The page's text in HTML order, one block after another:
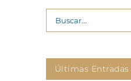
Buscar:
Últimas Entradas